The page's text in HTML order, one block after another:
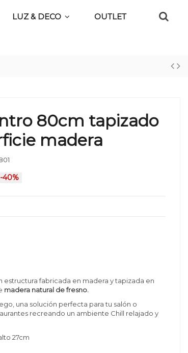
LUZ & DECO OUTLET
80cm tapizado
madera
-40%
estructura fabricada en madera y tapizada en
madera natural de fresno.
una solución perfecta para tu salón o
recreando un ambiente Chill relajado y
27cm